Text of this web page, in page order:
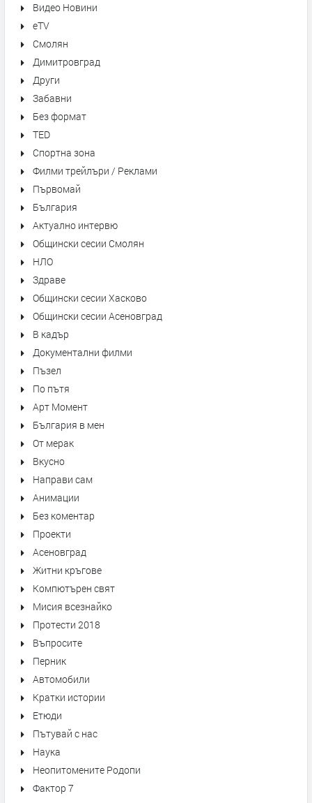
Видео Новини
eTV
Смолян
Димитровград
Други
Забавни
Без формат
TED
Спортна зона
Филми трейлъри / Реклами
Първомай
България
Актуално интервю
Общински сесии Смолян
НЛО
Здраве
Общински сесии Хасково
Общински сесии Асеновград
В кадър
Документални филми
Пъзел
По пътя
Арт Момент
България в мен
От мерак
Вкусно
Направи сам
Анимации
Без коментар
Проекти
Асеновград
Житни кръгове
Компютърен свят
Мисия всезнайко
Протести 2018
Въпросите
Перник
Автомобили
Кратки истории
Етюди
Пътувай с нас
Наука
Неопитомените Родопи
Фактор 7